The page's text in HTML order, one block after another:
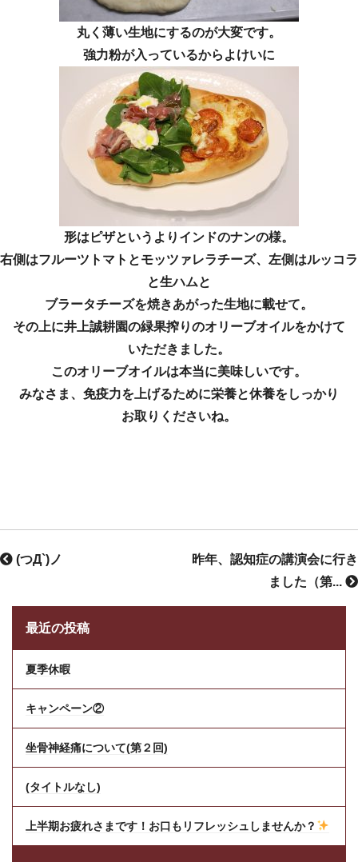
丸く薄い生地にするのが大変です。
強力粉が入っているからよけいに
形はピザというよりインドのナンの様。
右側はフルーツトマトとモッツァレラチーズ、左側はルッコラ
と生ハムと
ブラータチーズを焼きあがった生地に載せて。
その上に井上誠耕園の緑果搾りのオリーブオイルをかけて
いただきました。
このオリーブオイルは本当に美味しいです。
みなさま、免疫力を上げるために栄養と休養をしっかり
お取りくださいね。
昨年、認知症の講演会に行き
ました（第...
(つД`)ノ
最近の投稿
夏季休暇
キャンペーン②
坐骨神経痛について(第２回)
(タイトルなし)
上半期お疲れさまです！お口もリフレッシュしませんか？